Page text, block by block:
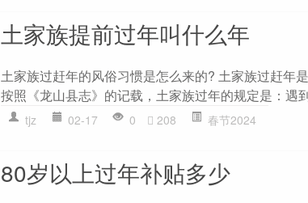
土家族提前过年叫什么年
土家族过赶年的风俗习惯是怎么来的? 土家族过赶年
按照《龙山县志》的记载，土家族过年的规定是：遇
tjz 02-17 0 208 春节2024
80岁以上过年补贴多少